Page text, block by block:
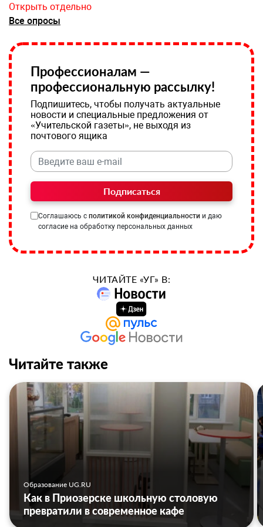
Открыть отдельно
Все опросы
Профессионалам —
профессиональную рассылку!
Подпишитесь, чтобы получать актуальные
новости и специальные предложения от
«Учительской газеты», не выходя из
почтового ящика
Подписаться
Соглашаюсь с политикой конфиденциальности и даю
согласие на обработку персональных данных
ЧИТАЙТЕ «УГ» В:
Читайте также
Образование UG.RU
Как в Приозерске школьную столовую
превратили в современное кафе